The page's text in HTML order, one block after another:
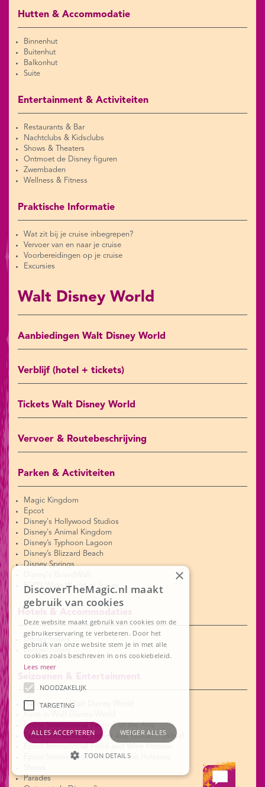
Hutten & Accommodatie
Binnenhut
Buitenhut
Balkonhut
Suite
Entertainment & Activiteiten
Restaurants & Bar
Nachtclubs & Kidsclubs
Shows & Theaters
Ontmoet de Disney figuren
Zwembaden
Wellness & Fitness
Praktische Informatie
Wat zit bij je cruise inbegrepen?
Vervoer van en naar je cruise
Voorbereidingen op je cruise
Excursies
Walt Disney World
Aanbiedingen Walt Disney World
Verblijf (hotel + tickets)
Tickets Walt Disney World
Vervoer & Routebeschrijving
Parken & Activiteiten
Magic Kingdom
Epcot
Disney's Hollywood Studios
Disney's Animal Kingdom
Disney’s Typhoon Lagoon
Disney’s Blizzard Beach
Disney Springs
ESPN Wide World of Sports
Hotels & Accommodaties
Disney hotels
Partner hotels
Seizoenen & Entertainment
Halloween in Walt Disney World
Epcot International Festival of the Arts
Epcot International Flower and Garden Festival
Epcot International Festival of the Holidays
Parades
DiscoverTheMagic.nl maakt
gebruik van cookies
Deze website maakt gebruik van cookies om de
gebruikerservaring te verbeteren. Door het
gebruik van onze website stem je in met alle
cookies zoals beschreven in ons cookiebeleid.
Lees meer
NOODZAKELIJK
TARGETING
ALLES ACCEPTEREN WEIGER ALLES
TOON DETAILS
Noodzakelijk Targeting
×